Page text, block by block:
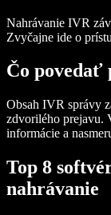
Nahrávanie IVR
Zvyčajne ide o
Čo povedať
Obsah IVR správy
zdvorilého prejavu.
informácie a
Top 8
nahrávanie